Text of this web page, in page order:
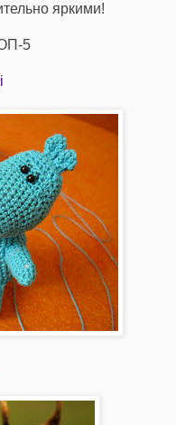
яркими!
5